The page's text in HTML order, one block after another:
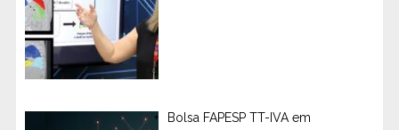
Bolsa FAPESP TT-IVA em